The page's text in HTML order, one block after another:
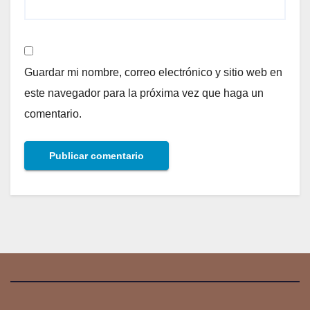
Guardar mi nombre, correo electrónico y sitio web en
este navegador para la próxima vez que haga un
comentario.